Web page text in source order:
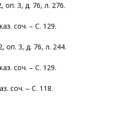
3, д. 76, л. 276.
соч. – С. 129.
3, д. 76, л. 244.
соч. – С. 129.
соч. ‒ С. 118.